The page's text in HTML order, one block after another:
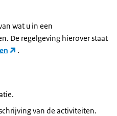
wat u in een
De regelgeving hierover staat
.
van de activiteiten.